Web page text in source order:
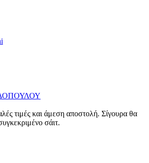
τιμές και άμεση αποστολή. Σίγουρα θα
σάιτ.